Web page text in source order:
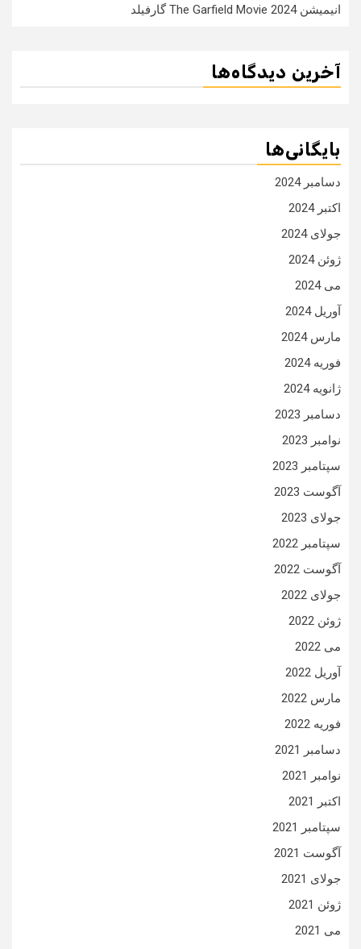
انیمیشن The Garfield Movie 2024 گارفیلد
آخرین دیدگاه‌ها
بایگانی‌ها
دسامبر 2024
اکتبر 2024
جولای 2024
ژوئن 2024
می 2024
آوریل 2024
مارس 2024
فوریه 2024
ژانویه 2024
دسامبر 2023
نوامبر 2023
سپتامبر 2023
آگوست 2023
جولای 2023
سپتامبر 2022
آگوست 2022
جولای 2022
ژوئن 2022
می 2022
آوریل 2022
مارس 2022
فوریه 2022
دسامبر 2021
نوامبر 2021
اکتبر 2021
سپتامبر 2021
آگوست 2021
جولای 2021
ژوئن 2021
می 2021